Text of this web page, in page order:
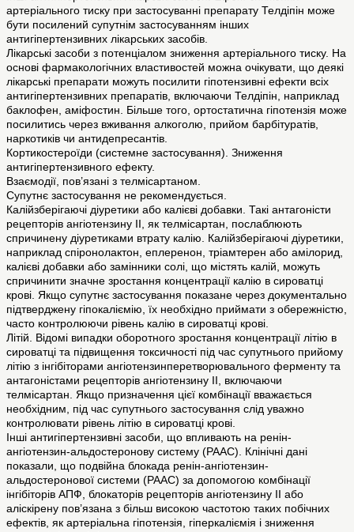
артеріального тиску при застосуванні препарату Телдіпін може
бути посилений супутнім застосуванням інших
антигіпертензивних лікарських засобів.
Лікарські засоби з потенціалом зниження артеріального тиску. На
основі фармакологічних властивостей можна очікувати, що деякі
лікарські препарати можуть посилити гіпотензивні ефекти всіх
антигіпертензивних препаратів, включаючи Телдіпін, наприклад
баклофен, аміфостин. Більше того, ортостатична гіпотензія може
посилитись через вживання алкоголю, прийом барбітуратів,
наркотиків чи антидепресантів.
Кортикостероїди (системне застосування). Зниження
антигіпертензивного ефекту.
Взаємодії, пов’язані з телмісартаном.
Супутнє застосування не рекомендується.
Калійзберігаючі діуретики або калієві добавки. Такі антагоністи
рецепторів ангіотензину ІІ, як телмісартан, послаблюють
спричинену діуретиками втрату калію. Калійзберігаючі діуретики,
наприклад спіронолактон, еплеренон, тріамтерен або амілорид,
калієві добавки або замінники солі, що містять калій, можуть
спричинити значне зростання концентрації калію в сироватці
крові. Якщо супутнє застосування показане через документально
підтверджену гіпокаліємію, їх необхідно приймати з обережністю,
часто контролюючи рівень калію в сироватці крові.
Літій. Відомі випадки оборотного зростання концентрації літію в
сироватці та підвищення токсичності під час супутнього прийому
літію з інгібіторами ангіотензинперетворювального ферменту та
антагоністами рецепторів ангіотензину ІІ, включаючи
телмісартан. Якщо призначення цієї комбінації вважається
необхідним, під час супутнього застосування слід уважно
контролювати рівень літію в сироватці крові.
Інші антигіпертензивні засоби, що впливають на ренін-
ангіотензин-альдостеронову систему (РААС). Клінічні дані
показали, що подвійна блокада ренін-ангіотензин-
альдостеронової системи (РААС) за допомогою комбінації
інгібіторів АПФ, блокаторів рецепторів ангіотензину II або
аліскірену пов’язана з більш високою частотою таких побічних
ефектів, як артеріальна гіпотензія, гіперкаліємія і зниження